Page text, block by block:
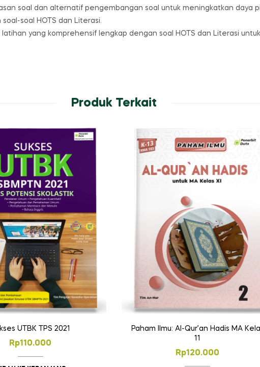
soal dan alternatif pengembangan soal untuk meningkatkan daya
soal HOTS dan Literasi.
latihan yang komprehensif lengkap dengan soal HOTS dan Literasi
Produk Terkait
UTBK TPS 2021
Rp110.000
Paham Ilmu: Al-Qur’an Hadis MA
11
Rp120.000